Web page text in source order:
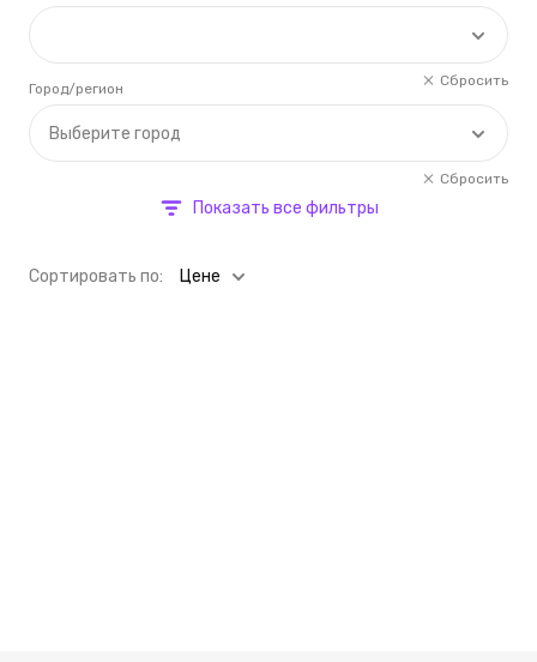
Сбросить
Выберите город
Город/регион
Сбросить
Показать все фильтры
Cортировать по: Цене